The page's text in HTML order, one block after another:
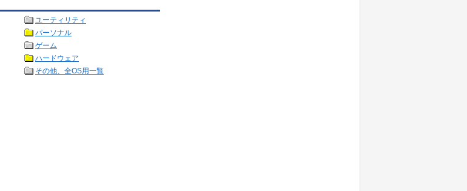
ユーティリティ
パーソナル
ゲーム
ハードウェア
その他、全OS用一覧